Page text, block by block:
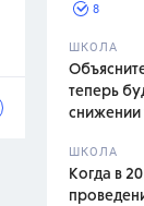
8
ШКОЛА
теперь
снижении
ШКОЛА
Когда в